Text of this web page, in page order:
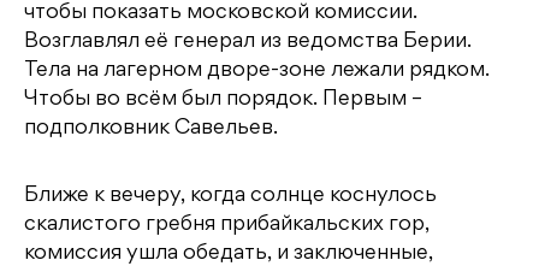
чтобы показать московской комиссии.
Возглавлял её генерал из ведомства Берии.
Тела на лагерном дворе-зоне лежали рядком.
Чтобы во всём был порядок. Первым –
подполковник Савельев.
Ближе к вечеру, когда солнце коснулось
скалистого гребня прибайкальских гор,
комиссия ушла обедать, и заключенные,